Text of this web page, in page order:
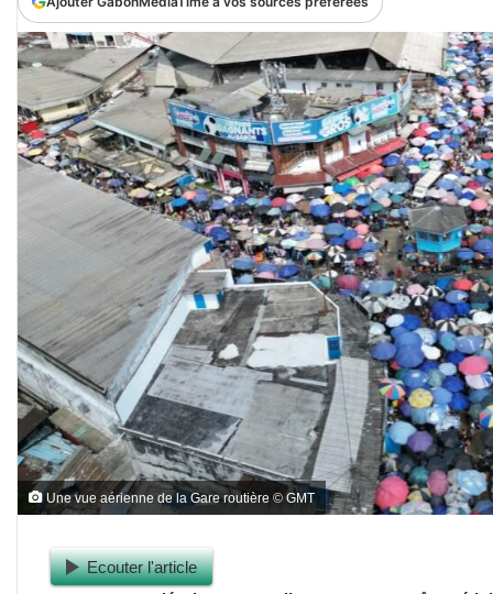
Une vue aérienne de la Gare routière © GMT
Ecouter l'article